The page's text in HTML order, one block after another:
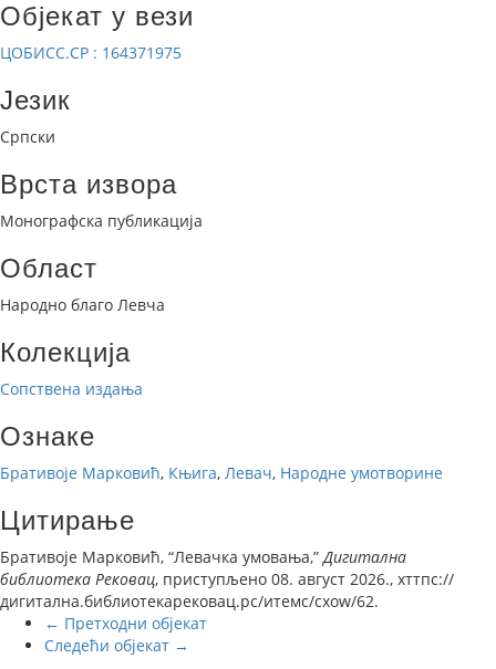
Објекат у вези
ЦОБИСС.СР : 164371975
Језик
Српски
Врста извора
Монографска публикација
Област
Народно благо Левча
Колекција
Сопствена издања
Ознаке
Бративоје Марковић, Књига, Левач, Народне умотворине
Цитирање
Бративоје Марковић, “Левачка умовања,”Дигитална
библиотека Рековац, приступљено 08. август 2026., хттпс://
дигитална.библиотекарековац.рс/итемс/схоw/62.
← Претходни објекат
Следећи објекат →